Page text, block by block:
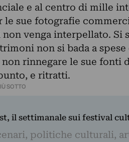
e al centro di mille
sue fotografie
venga interpellato. Si
non si bada a spese
rinnegare le sue fonti
e ritratti.
SOTTO
il settimanale sui festival
politiche culturali,